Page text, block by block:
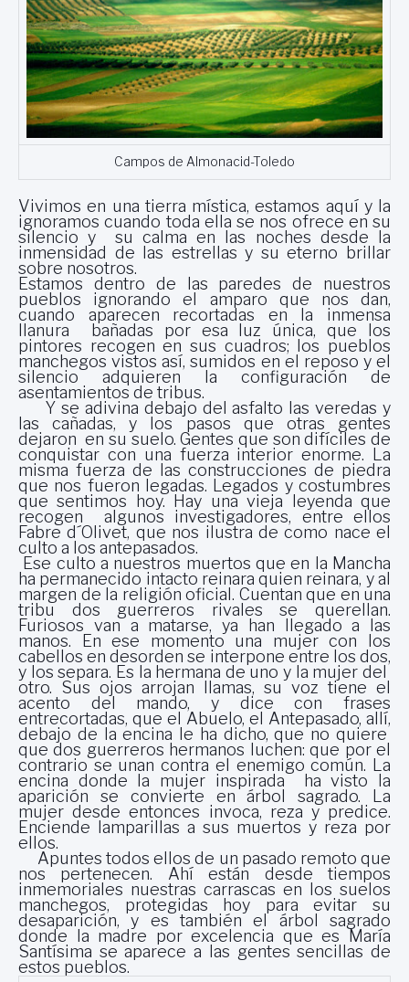
Campos de Almonacid-Toledo
Vivimos en una tierra mística, estamos aquí y la
ignoramos cuando toda ella se nos ofrece en su
silencio y su calma en las noches desde la
inmensidad de las estrellas y su eterno brillar
sobre nosotros.
Estamos dentro de las paredes de nuestros
pueblos ignorando el amparo que nos dan,
cuando aparecen recortadas en la inmensa
llanura bañadas por esa luz única, que los
pintores recogen en sus cuadros; los pueblos
manchegos vistos así, sumidos en el reposo y el
silencio adquieren la configuración de
asentamientos de tribus.
Y se adivina debajo del asfalto las veredas y
las cañadas, y los pasos que otras gentes
dejaron en su suelo. Gentes que son difíciles de
conquistar con una fuerza interior enorme. La
misma fuerza de las construcciones de piedra
que nos fueron legadas. Legados y costumbres
que sentimos hoy. Hay una vieja leyenda que
recogen algunos investigadores, entre ellos
Fabre d´Olivet, que nos ilustra de como nace el
culto a los antepasados.
Ese culto a nuestros muertos que en la Mancha
ha permanecido intacto reinara quien reinara, y al
margen de la religión oficial. Cuentan que en una
tribu dos guerreros rivales se querellan.
Furiosos van a matarse, ya han llegado a las
manos. En ese momento una mujer con los
cabellos en desorden se interpone entre los dos,
y los separa. Es la hermana de uno y la mujer del
otro. Sus ojos arrojan llamas, su voz tiene el
acento del mando, y dice con frases
entrecortadas, que el Abuelo, el Antepasado, allí,
debajo de la encina le ha dicho, que no quiere
que dos guerreros hermanos luchen: que por el
contrario se unan contra el enemigo común. La
encina donde la mujer inspirada ha visto la
aparición se convierte en árbol sagrado. La
mujer desde entonces invoca, reza y predice.
Enciende lamparillas a sus muertos y reza por
ellos.
Apuntes todos ellos de un pasado remoto que
nos pertenecen. Ahí están desde tiempos
inmemoriales nuestras carrascas en los suelos
manchegos, protegidas hoy para evitar su
desaparición, y es también el árbol sagrado
donde la madre por excelencia que es María
Santísima se aparece a las gentes sencillas de
estos pueblos.